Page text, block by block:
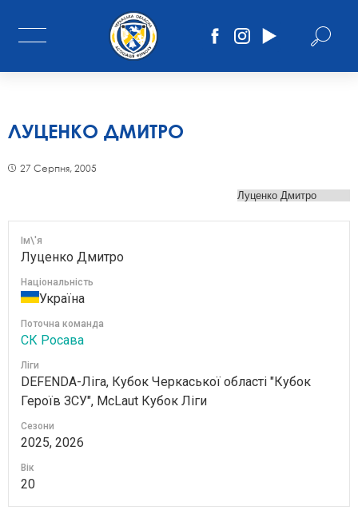
ЛУЦЕНКО ДМИТРО
27 Серпня, 2005
Ім\'я
Луценко Дмитро
Національність
Україна
Поточна команда
СК Росава
Ліги
DEFENDA-Ліга, Кубок Черкаської області "Кубок
Героїв ЗСУ", McLaut Кубок Ліги
Сезони
2025, 2026
Вік
20